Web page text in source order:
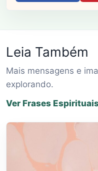
Leia Também
Mais mensagens e
explorando.
Ver Frases